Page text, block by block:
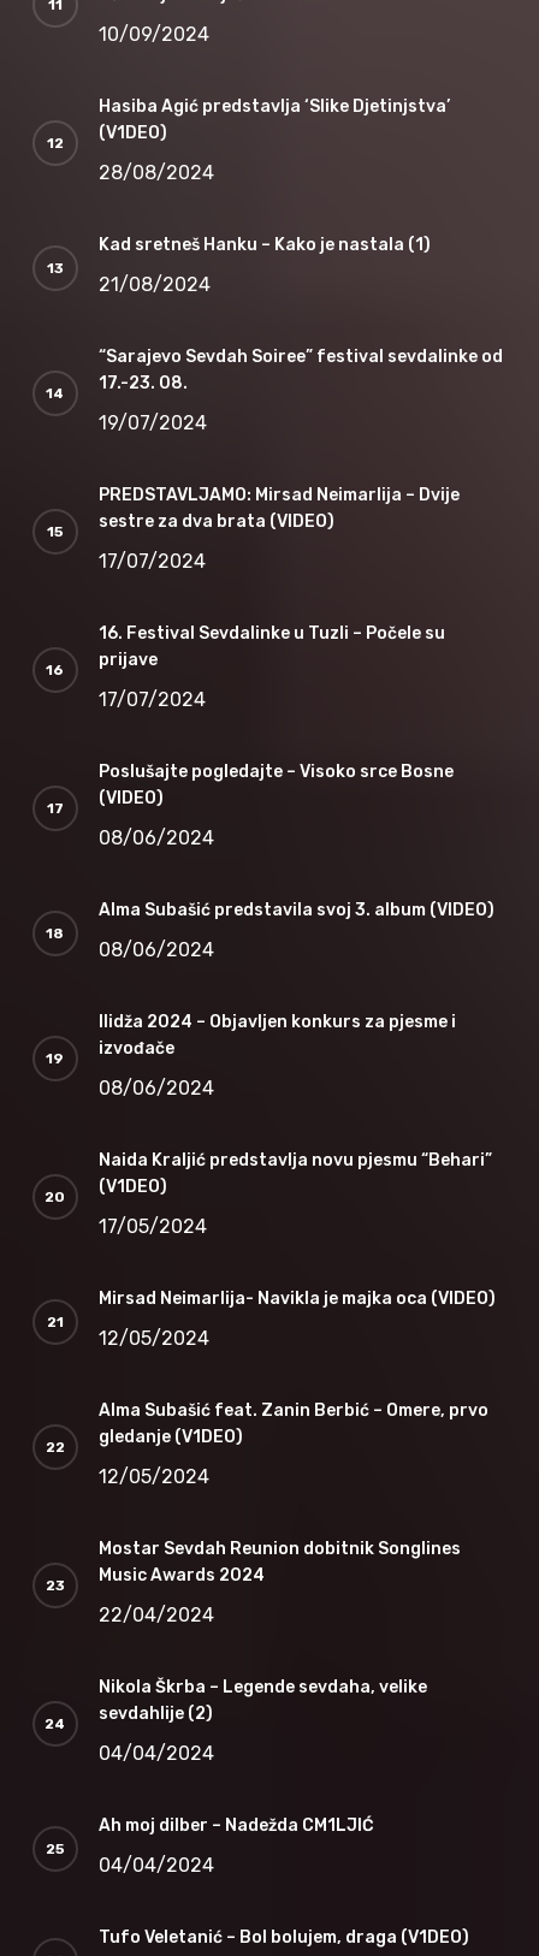
10/09/2024
Hasiba Agić predstavlja ‘Slike Djetinjstva’
(V1DEO)
28/08/2024
Kad sretneš Hanku – Kako je nastala (1)
21/08/2024
“Sarajevo Sevdah Soiree” festival sevdalinke od
17.-23. 08.
19/07/2024
PREDSTAVLJAMO: Mirsad Neimarlija – Dvije
sestre za dva brata (VIDEO)
17/07/2024
16. Festival Sevdalinke u Tuzli – Počele su
prijave
17/07/2024
Poslušajte pogledajte – Visoko srce Bosne
(VIDEO)
08/06/2024
Alma Subašić predstavila svoj 3. album (VIDEO)
08/06/2024
Ilidža 2024 – Objavljen konkurs za pjesme i
izvođače
08/06/2024
Naida Kraljić predstavlja novu pjesmu “Behari”
(V1DEO)
17/05/2024
Mirsad Neimarlija- Navikla je majka oca (VIDEO)
12/05/2024
Alma Subašić feat. Zanin Berbić – Omere, prvo
gledanje (V1DEO)
12/05/2024
Mostar Sevdah Reunion dobitnik Songlines
Music Awards 2024
22/04/2024
Nikola Škrba – Legende sevdaha, velike
sevdahlije (2)
04/04/2024
Ah moj dilber – Nadežda CM1LJIĆ
04/04/2024
Tufo Veletanić – Bol bolujem, draga (V1DEO)